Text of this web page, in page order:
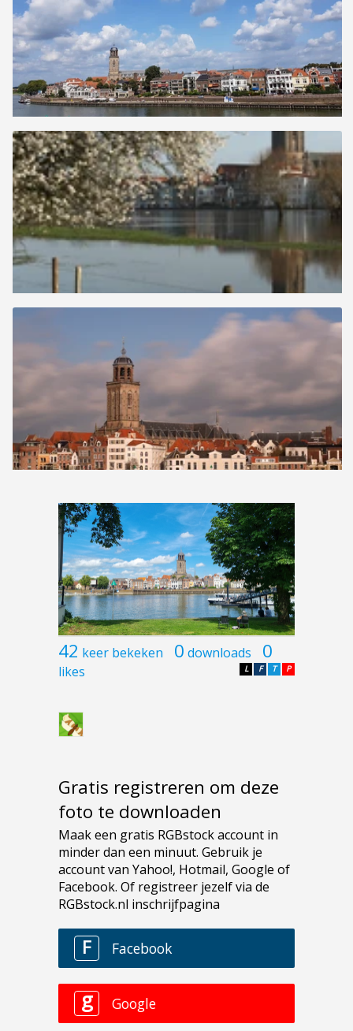
42 keer bekeken 0 downloads 0
likes P
T
F
L
Gratis registreren om deze
foto te downloaden